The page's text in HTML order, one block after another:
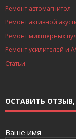
Ремонт автомагнитол
Ремонт активной
Ремонт микшерных
Ремонт усилителей и
Статьи
ОСТАВИТЬ
Ваше имя